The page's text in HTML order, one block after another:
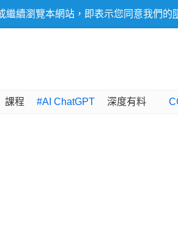
繼續瀏覽本網站，即表示您同意我們的
課程 #AI ChatGPT 深度有料